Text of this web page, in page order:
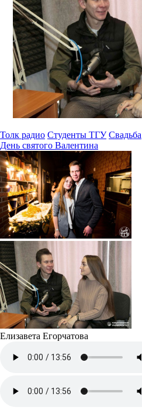
Толк радио Студенты ТГУ Свадьба
День святого Валентина
Елизавета Егорчатова